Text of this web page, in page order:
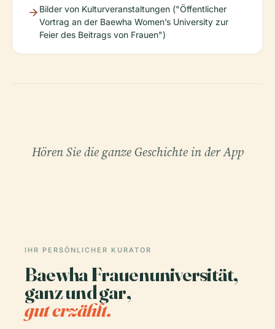
Bilder von Kulturveranstaltungen ("Öffentlicher
Vortrag an der Baewha Women’s University zur
Feier des Beitrags von Frauen")
Hören Sie die ganze Geschichte in der App
IHR PERSÖNLICHER KURATOR
Baewha Frauenuniversität,
ganz und gar,
gut erzählt.